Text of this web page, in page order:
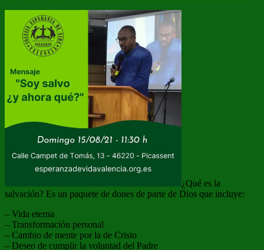
¿Qué es la
salvación? Es un paquete de dones de parte de Dios que incluye:
– Vida eterna
– Transformación personal
– Cambio de mente por la de Cristo
– Deseo de cumplir la voluntad del Padre